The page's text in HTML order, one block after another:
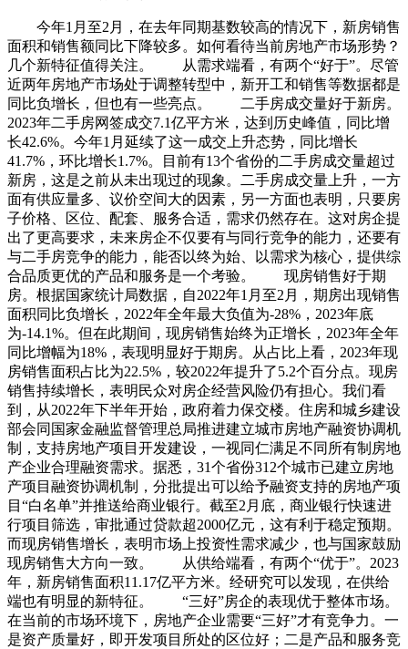
今年1月至2月，在去年同期基数较高的情况下，新房销售
面积和销售额同比下降较多。如何看待当前房地产市场形势？
几个新特征值得关注。 从需求端看，有两个“好于”。尽管
近两年房地产市场处于调整转型中，新开工和销售等数据都是
同比负增长，但也有一些亮点。 二手房成交量好于新房。
2023年二手房网签成交7.1亿平方米，达到历史峰值，同比增
长42.6%。今年1月延续了这一成交上升态势，同比增长
41.7%，环比增长1.7%。目前有13个省份的二手房成交量超过
新房，这是之前从未出现过的现象。二手房成交量上升，一方
面有供应量多、议价空间大的因素，另一方面也表明，只要房
子价格、区位、配套、服务合适，需求仍然存在。这对房企提
出了更高要求，未来房企不仅要有与同行竞争的能力，还要有
与二手房竞争的能力，能否以终为始、以需求为核心，提供综
合品质更优的产品和服务是一个考验。 现房销售好于期
房。根据国家统计局数据，自2022年1月至2月，期房出现销售
面积同比负增长，2022年全年最大负值为-28%，2023年底
为-14.1%。但在此期间，现房销售始终为正增长，2023年全年
同比增幅为18%，表现明显好于期房。从占比上看，2023年现
房销售面积占比为22.5%，较2022年提升了5.2个百分点。现房
销售持续增长，表明民众对房企经营风险仍有担心。我们看
到，从2022年下半年开始，政府着力保交楼。住房和城乡建设
部会同国家金融监督管理总局推进建立城市房地产融资协调机
制，支持房地产项目开发建设，一视同仁满足不同所有制房地
产企业合理融资需求。据悉，31个省份312个城市已建立房地
产项目融资协调机制，分批提出可以给予融资支持的房地产项
目“白名单”并推送给商业银行。截至2月底，商业银行快速进
行项目筛选，审批通过贷款超2000亿元，这有利于稳定预期。
而现房销售增长，表明市场上投资性需求减少，也与国家鼓励
现房销售大方向一致。 从供给端看，有两个“优于”。2023
年，新房销售面积11.17亿平方米。经研究可以发现，在供给
端也有明显的新特征。 “三好”房企的表现优于整体市场。
在当前的市场环境下，房地产企业需要“三好”才有竞争力。一
是资产质量好，即开发项目所处的区位好；二是产品和服务竞